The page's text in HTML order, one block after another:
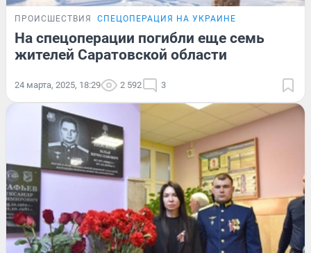
ПРОИСШЕСТВИЯ СПЕЦОПЕРАЦИЯ НА УКРАИНЕ
На спецоперации погибли еще семь
жителей Саратовской области
24 марта, 2025, 18:29 2 592 3